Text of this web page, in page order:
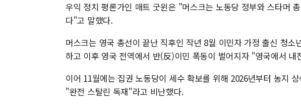
우익 정치 평론가인 매트 굿윈은 "머스크는 노동당 정부와 스타머
다"고 말했다.
머스크는 영국 총선이 끝난 직후인 작년 8월 이민자 가정 출신 청소
하고 이후 영국 전역에서 반(反)이민 폭동이 벌어지자 "영국에서 내
이어 11월에는 집권 노동당이 세수 확보를 위해 2026년부터 농지
"완전 스탈린 독재"라고 비난했다.